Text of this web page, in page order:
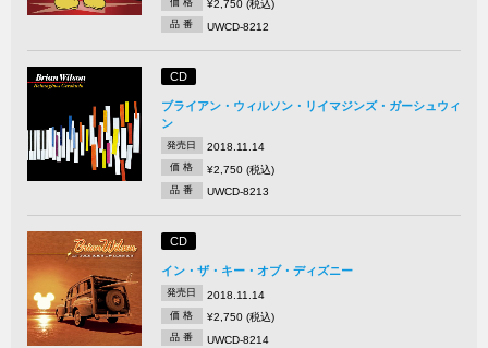
¥2,750 (税込)
品 番 UWCD-8212
CD
ブライアン・ウィルソン・リイマジンズ・ガーシュウィ
ン
発売日 2018.11.14
価 格 ¥2,750 (税込)
品 番 UWCD-8213
CD
イン・ザ・キー・オブ・ディズニー
発売日 2018.11.14
価 格 ¥2,750 (税込)
品 番 UWCD-8214